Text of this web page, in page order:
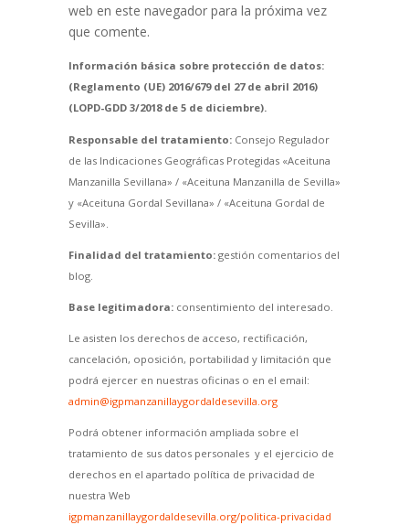
web en este navegador para la próxima vez
que comente.
Información básica sobre protección de datos:
(Reglamento (UE) 2016/679 del 27 de abril 2016)
(LOPD-GDD 3/2018 de 5 de diciembre).
Responsable del tratamiento:Consejo Regulador
de las Indicaciones Geográficas Protegidas «Aceituna
Manzanilla Sevillana» / «Aceituna Manzanilla de Sevilla»
y «Aceituna Gordal Sevillana» / «Aceituna Gordal de
Sevilla».
Finalidad del tratamiento:gestión comentarios del
blog.
Base legitimadora:consentimiento del interesado.
Le asisten los derechos de acceso, rectificación,
cancelación, oposición, portabilidad y limitación que
podrá ejercer en nuestras oficinas o en el email:
admin@igpmanzanillaygordaldesevilla.org
Podrá obtener información ampliada sobre el
tratamiento de sus datos personales y el ejercicio de
derechos en el apartado política de privacidad de
nuestra Web
igpmanzanillaygordaldesevilla.org/politica-privacidad